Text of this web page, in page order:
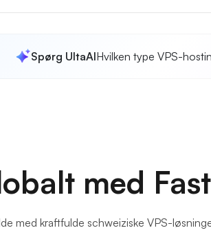
Spørg UltaAIHvilken type VPS-
med
med kraftfulde schweiziske VPS-